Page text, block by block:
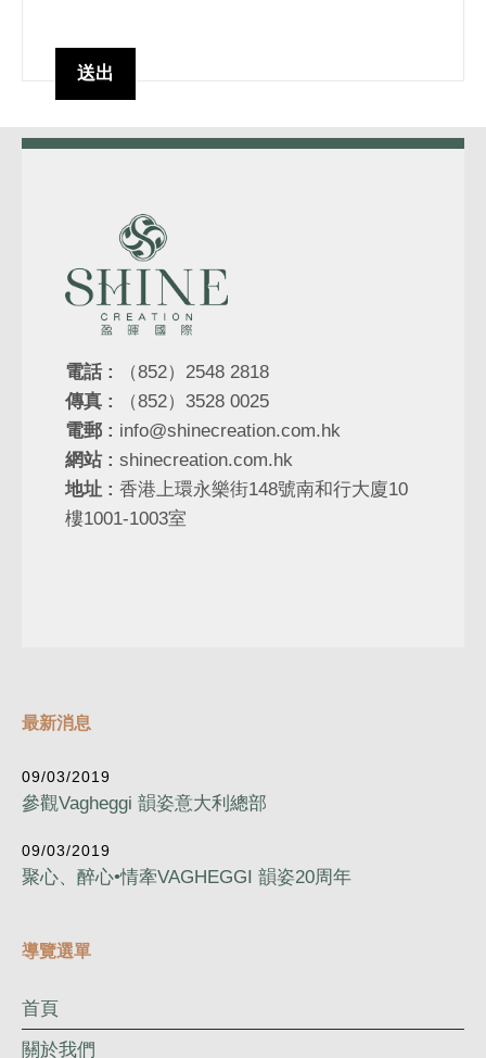
電話 :
（852）2548 2818
傳真 :
（852）3528 0025
電郵 : info@shinecreation.com.hk
網站 : shinecreation.com.hk
地址 : 香港上環永樂街148號南和行大廈10
樓1001-1003室
最新消息
09/03/2019
參觀Vagheggi 韻姿意大利總部
09/03/2019
聚心、醉心•情牽VAGHEGGI 韻姿20周年
導覽選單
首頁
關於我們